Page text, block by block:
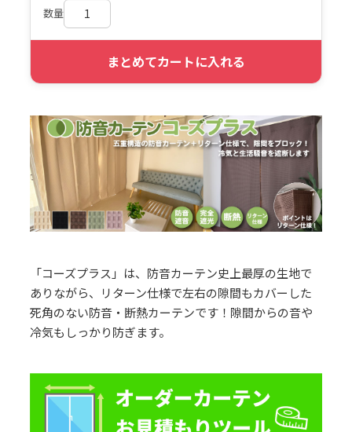
数量
まとめてカートに入れる
「コーズプラス」は、防音カーテン史上最厚の生地で
ありながら、リターン仕様で左右の隙間もカバーした
死角のない防音・断熱カーテンです！隙間からの音や
冷気もしっかり防ぎます。